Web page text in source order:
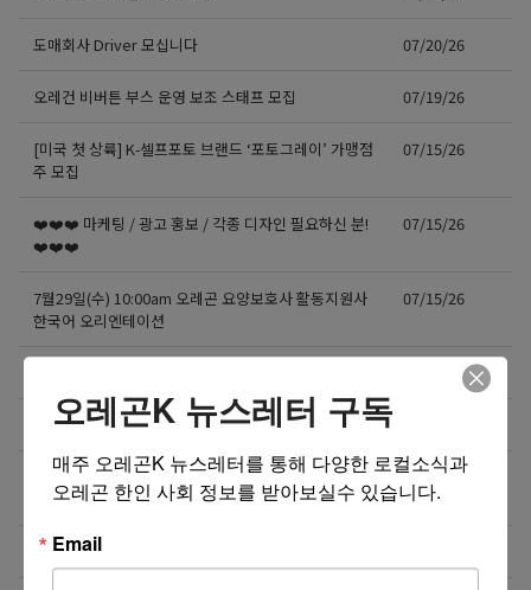
도매회사 Driver 모십니다 07/20/26
오레건 비버튼 부스 운영 보조 스태프 모집 07/19/26
[미국 첫 상륙] K-셀프포토 브랜드 ‘포토그레이’ 가맹점
주 모집
07/15/26
❤️❤️❤️ 마케팅 / 광고 홍보 / 각종 디자인 필요하신 분!
❤️❤️❤️
07/15/26
7월29일(수) 10:00am 오레곤 요양보호사 활동지원사
한국어 오리엔테이션
07/15/26
07/13/26
도매회사 드라이버 모십니다
직업을 바꾸는 것이 아니라, 미래를 바꾸는 선택일 수
도 있습니다.
07/08/26
Resin rose bjd 인형행사 2일 통역사 구합니다.
오레곤K 뉴스레터 구독
매주 오레곤K 뉴스레터를 통해 다양한 로컬소식과
오레곤 한인 사회 정보를 받아보실수 있습니다.
Email